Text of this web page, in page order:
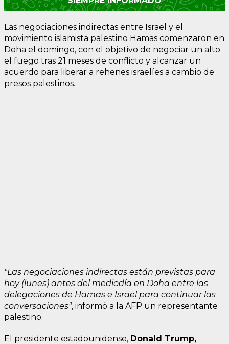
Las negociaciones indirectas entre Israel y el
movimiento islamista palestino Hamas comenzaron en
Doha el domingo, con el objetivo de negociar un alto
el fuego tras 21 meses de conflicto y alcanzar un
acuerdo para liberar a rehenes israelíes a cambio de
presos palestinos.
"Las negociaciones indirectas están previstas para
hoy (lunes) antes del mediodía en Doha entre las
delegaciones de Hamas e Israel para continuar las
conversaciones", informó a la AFP un representante
palestino.
El presidente estadounidense, Donald Trump,